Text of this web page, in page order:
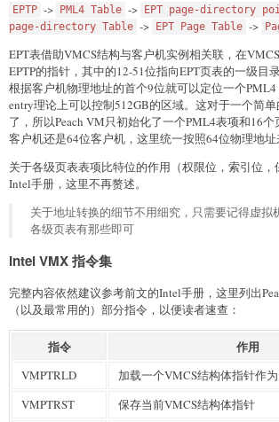
EPTP -> PML4 Table -> EPT page-directory
page-directory Table -> EPT Page Table ->
EPT表借助VMCS结构与客户机实例相关联，在
EPTP的指针，其中的12-51位指向EPT页表的一级目
根据客户机物理地址的首个9位就可以定位一个
entry理论上可以控制512GB的区域。这对于一个简
了，所以Peach VM只初始化了一个PML4表项和16
客户机还是64位客户机，这里统一按照64位物理地址
关于各级页表表项比特位的作用（权限位，索引位，
Intel手册，这里不再赘述。
关于地址转换的细节不用细究，只需要记得虚拟
各级页表有那些即可
Intel VMX 指令集
完整内容依然建议参考前文的Intel手册，这里列出
（以及最常用的）部分指令，以便读者速查：
指令 作用
VMPTRLD
加载一个VMCS结构体指针作
VMPTRST
保存当前VMCS结构体指针